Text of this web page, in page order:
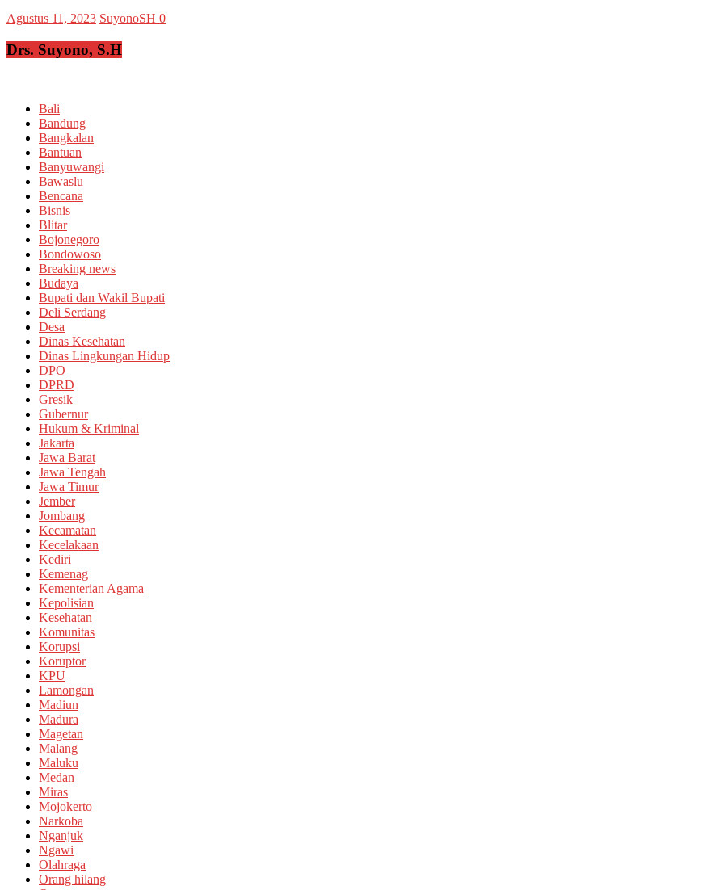
Agustus 11, 2023 SuyonoSH 0
Drs. Suyono, S.H
Bali
Bandung
Bangkalan
Bantuan
Banyuwangi
Bawaslu
Bencana
Bisnis
Blitar
Bojonegoro
Bondowoso
Breaking news
Budaya
Bupati dan Wakil Bupati
Deli Serdang
Desa
Dinas Kesehatan
Dinas Lingkungan Hidup
DPO
DPRD
Gresik
Gubernur
Hukum & Kriminal
Jakarta
Jawa Barat
Jawa Tengah
Jawa Timur
Jember
Jombang
Kecamatan
Kecelakaan
Kediri
Kemenag
Kementerian Agama
Kepolisian
Kesehatan
Komunitas
Korupsi
Koruptor
KPU
Lamongan
Madiun
Madura
Magetan
Malang
Maluku
Medan
Miras
Mojokerto
Narkoba
Nganjuk
Ngawi
Olahraga
Orang hilang